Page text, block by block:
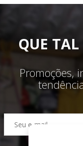
QUE
Promoções,